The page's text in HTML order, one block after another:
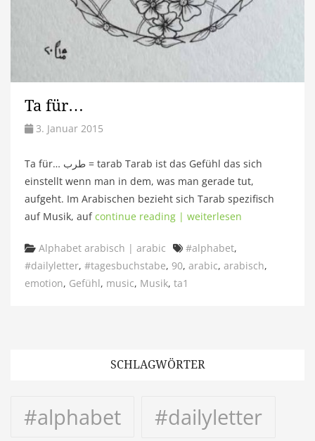
Ta für…
3. Januar 2015
Ta für… طرب = tarab Tarab ist das Gefühl das sich
einstellt wenn man in dem, was man gerade tut,
aufgeht. Im Arabischen bezieht sich Tarab spezifisch
auf Musik, aufcontinue reading | weiterlesen
Categories
Alphabet arabisch | arabic Tags
#alphabet,
#dailyletter, #tagesbuchstabe, 90, arabic, arabisch,
emotion, Gefühl, music, Musik, ta1
SCHLAGWÖRTER
#alphabet
#dailyletter